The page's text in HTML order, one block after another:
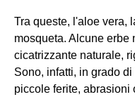
Tra queste, l'aloe vera,
mosqueta. Alcune erbe
cicatrizzante naturale,
Sono, infatti, in grado
piccole ferite, abrasioni